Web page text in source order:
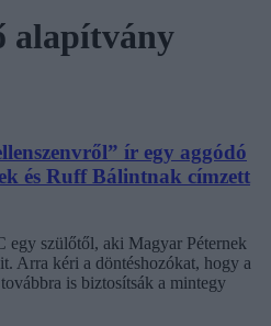
alapítvány
ír egy aggódó
és Ruff Bálintnak címzett
egy szülőtől, aki Magyar Péternek
Arra kéri a döntéshozókat, hogy a
is biztosítsák a mintegy